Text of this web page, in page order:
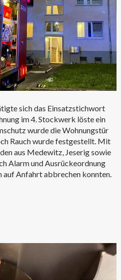
sich das Einsatzstichwort
im 4. Stockwerk löste ein
wurde die Wohnungstür
Rauch wurde festgestellt. Mit
aus Medewitz, Jeserig sowie
Alarm und Ausrückeordnung
auf Anfahrt abbrechen konnten.